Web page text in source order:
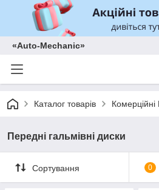
«Auto-Mechanic»
Каталог товарів
Передні гальмівні диски
Сортування 0